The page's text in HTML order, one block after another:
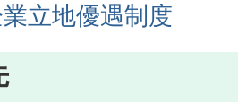
立地優遇制度